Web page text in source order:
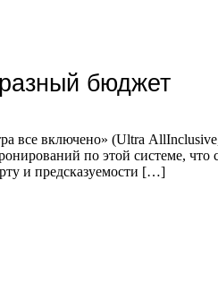
бюджет
все включено» (Ultra
по этой системе,
и предсказуемости […]